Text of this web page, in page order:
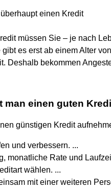
einen Kredit
müssen Sie – je nach
gibt es erst ab einem Alter
Deshalb bekommen
man einen guten
günstigen Kredit
und verbessern. ...
monatliche Rate und
wählen. ...
mit einer weiteren